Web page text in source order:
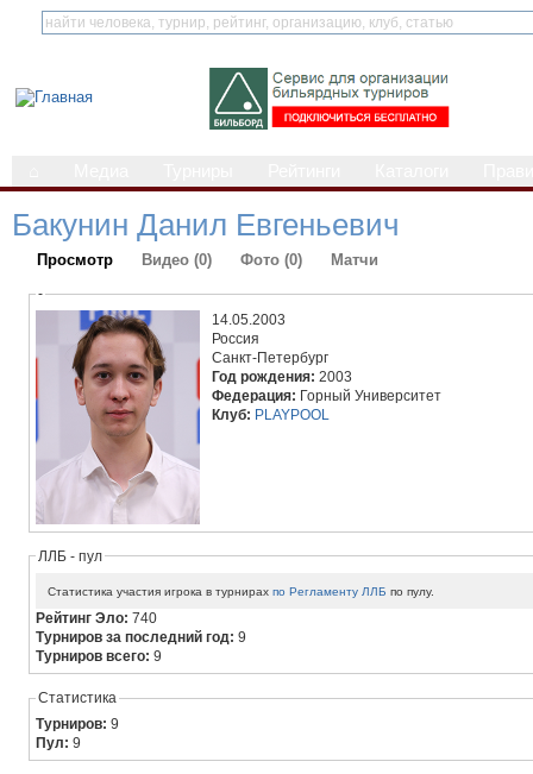
Бакунин Данил Евгеньевич
Просмотр Видео (0) Фото (0) Матчи
-
14.05.2003
Россия
Санкт-Петербург
Год рождения:2003
Федерация: Горный Университет
Клуб: PLAYPOOL
ЛЛБ - пул
Статистика участия игрока в турнирахпо Регламенту ЛЛБ по пулу.
Рейтинг Эло:740
Турниров за последний год:9
Турниров всего:9
Статистика
Турниров:9
Пул:9